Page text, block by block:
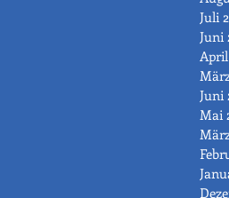
Juli
Juni
Juni
Mai